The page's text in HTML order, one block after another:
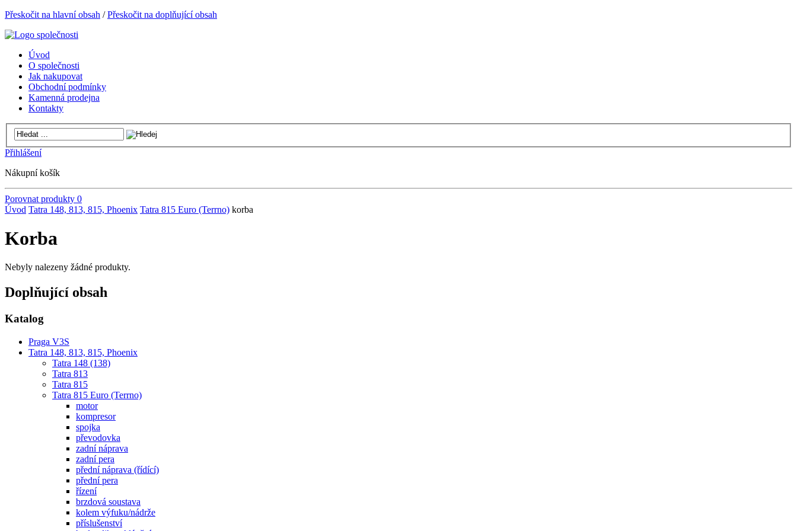
Přeskočit na hlavní obsah /Přeskočit na doplňující obsah
Úvod
O společnosti
Jak nakupovat
Obchodní podmínky
Kamenná prodejna
Kontakty
Přihlášení
Nákupní košík
Porovnat produkty 0
Úvod Tatra 148, 813, 815, Phoenix Tatra 815 Euro (Terrno) korba
Korba
Nebyly nalezeny žádné produkty.
Doplňující obsah
Katalog
Praga V3S
Tatra 148, 813, 815, Phoenix
Tatra 148 (138)
Tatra 813
Tatra 815
Tatra 815 Euro (Terrno)
motor
kompresor
spojka
převodovka
zadní náprava
zadní pera
přední náprava (řídící)
přední pera
řízení
brzdová soustava
kolem výfuku/nádrže
příslušenství